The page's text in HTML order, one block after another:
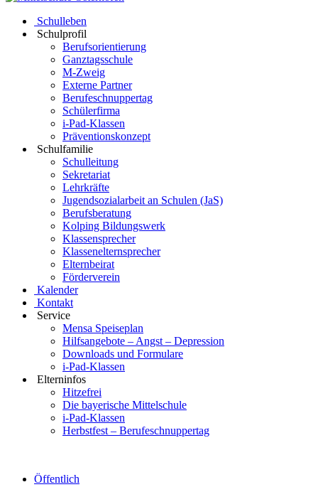
Schulleben
Schulprofil
Berufsorientierung
Ganztagsschule
M-Zweig
Externe Partner
Berufeschnuppertag
Schülerfirma
i-Pad-Klassen
Präventionskonzept
Schulfamilie
Schulleitung
Sekretariat
Lehrkräfte
Jugendsozialarbeit an Schulen (JaS)
Berufsberatung
Kolping Bildungswerk
Klassensprecher
Klassenelternsprecher
Elternbeirat
Förderverein
Kalender
Kontakt
Service
Mensa Speiseplan
Hilfsangebote – Angst – Depression
Downloads und Formulare
i-Pad-Klassen
Elterninfos
Hitzefrei
Die bayerische Mittelschule
i-Pad-Klassen
Herbstfest – Berufeschnuppertag
Öffentlich